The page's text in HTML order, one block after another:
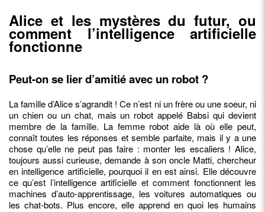
Alice et les mystères du futur, ou
comment l’intelligence artificielle
fonctionne
Peut-on se lier d’amitié avec un robot ?
La famille d’Alice s’agrandit ! Ce n’est ni un frère ou une soeur, ni
un chien ou un chat, mais un robot appelé Babsi qui devient
membre de la famille. La femme robot aide là où elle peut,
connaît toutes les réponses et semble parfaite, mais il y a une
chose qu’elle ne peut pas faire : monter les escaliers ! Alice,
toujours aussi curieuse, demande à son oncle Matti, chercheur
en intelligence artificielle, pourquoi il en est ainsi. Elle découvre
ce qu’est l’intelligence artificielle et comment fonctionnent les
machines d’auto-apprentissage, les voitures automatiques ou
les chat-bots. Plus encore, elle apprend en quoi les humains